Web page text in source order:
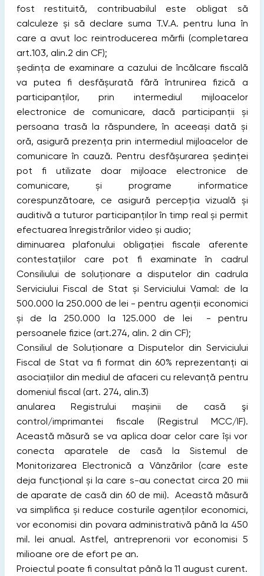
fost restituită, contribuabilul este obligat să
calculeze și să declare suma T.V.A. pentru luna în
care a avut loc reintroducerea mărfii (completarea
art.103, alin.2 din CF);
ședința de examinare a cazului de încălcare fiscală
va putea fi desfășurată fără întrunirea fizică a
participanților, prin intermediul mijloacelor
electronice de comunicare, dacă participanții și
persoana trasă la răspundere, în aceeași dată și
oră, asigură prezența prin intermediul mijloacelor de
comunicare în cauză. Pentru desfășurarea ședinței
pot fi utilizate doar mijloace electronice de
comunicare, și programe informatice
corespunzătoare, ce asigură percepția vizuală și
auditivă a tuturor participanților în timp real și permit
efectuarea înregistrărilor video și audio;
diminuarea plafonului obligației fiscale aferente
contestațiilor care pot fi examinate în cadrul
Consiliului de soluționare a disputelor din cadrula
Serviciului Fiscal de Stat și Serviciului Vamal: de la
500.000 la 250.000 de lei - pentru agenții economici
și de la 250.000 la 125.000 de lei - pentru
persoanele fizice (art.274, alin. 2 din CF);
Consiliul de Soluționare a Disputelor din Serviciului
Fiscal de Stat va fi format din 60% reprezentanţi ai
asociaţiilor din mediul de afaceri cu relevanţă pentru
domeniul fiscal (art. 274, alin.3)
anularea Registrului mașinii de casă şi
control/imprimantei fiscale (Registrul MCC/IF).
Această măsură se va aplica doar celor care își vor
conecta aparatele de casă la Sistemul de
Monitorizarea Electronică a Vânzărilor (care este
deja funcțional și la care s-au conectat circa 20 mii
de aparate de casă din 60 de mii). Această măsură
va simplifica și reduce costurile agenților economici,
vor economisi din povara administrativă până la 450
mil. lei anual. Astfel, antreprenorii vor economisi 5
milioane ore de efort pe an.
Proiectul poate fi consultat până la 11 august curent.